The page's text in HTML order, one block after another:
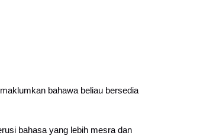
bahawa beliau bersedia
bahasa yang lebih mesra dan